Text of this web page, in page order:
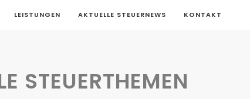
LEISTUNGEN AKTUELLE STEUERNEWS KONTAKT
STEUERTHEMEN